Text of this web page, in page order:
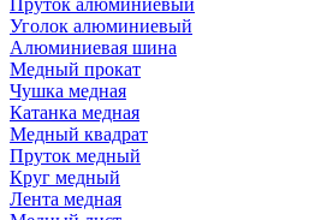
Пруток алюминиевый
Уголок алюминиевый
Алюминиевая шина
Медный прокат
Чушка медная
Катанка медная
Медный квадрат
Пруток медный
Круг медный
Лента медная